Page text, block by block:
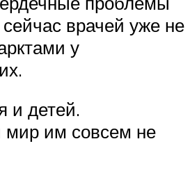
врачей уже не
у
и детей.
им совсем не